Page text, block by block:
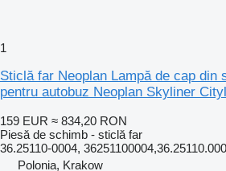
1
Sticlă far Neoplan Lampă de cap din
pentru autobuz Neoplan Skyliner
159 EUR ≈ 834,20 RON
Piesă de schimb - sticlă far
36.25110-0004,
Polonia, Krakow